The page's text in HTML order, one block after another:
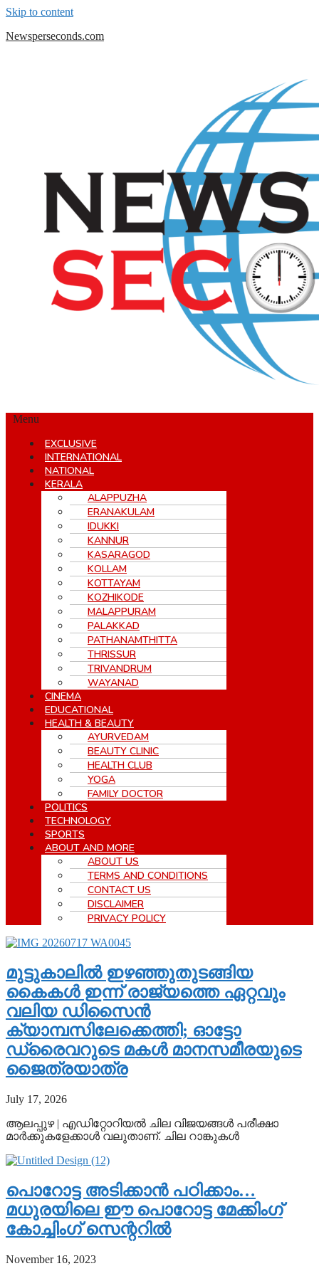
Skip to content
Newsperseconds.com
Menu
EXCLUSIVE
INTERNATIONAL
NATIONAL
KERALA
ALAPPUZHA
ERANAKULAM
IDUKKI
KANNUR
KASARAGOD
KOLLAM
KOTTAYAM
KOZHIKODE
MALAPPURAM
PALAKKAD
PATHANAMTHITTA
THRISSUR
TRIVANDRUM
WAYANAD
CINEMA
EDUCATIONAL
HEALTH & BEAUTY
AYURVEDAM
BEAUTY CLINIC
HEALTH CLUB
YOGA
FAMILY DOCTOR
POLITICS
TECHNOLOGY
SPORTS
ABOUT AND MORE
ABOUT US
TERMS AND CONDITIONS
CONTACT US
DISCLAIMER
PRIVACY POLICY
മുട്ടുകാലിൽ ഇഴഞ്ഞുതുടങ്ങിയ
കൈകൾ ഇന്ന് രാജ്യത്തെ ഏറ്റവും
വലിയ ഡിസൈൻ
ക്യാമ്പസിലേക്കെത്തി; ഓട്ടോ
ഡ്രൈവറുടെ മകൾ മാനസമീരയുടെ
ജൈത്രയാത്ര
July 17, 2026
ആലപ്പുഴ | എഡിറ്റോറിയൽ ചില വിജയങ്ങൾ പരീക്ഷാ
മാർക്കുകളേക്കാൾ വലുതാണ്. ചില റാങ്കുകൾ
പൊറോട്ട അടിക്കാൻ പഠിക്കാം…
മധുരയിലെ ഈ പൊറോട്ട മേക്കിം​ഗ്
കോച്ചിം​ഗ് സെന്ററിൽ
November 16, 2023